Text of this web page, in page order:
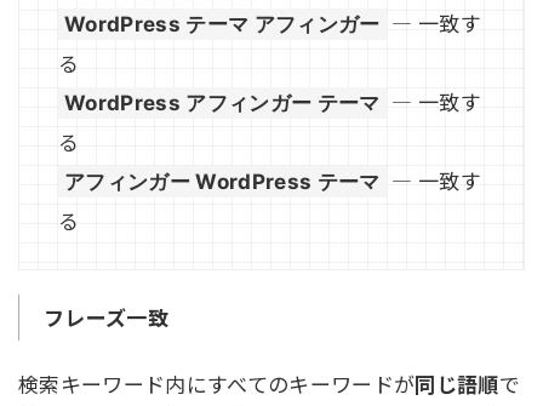
WordPress テーマ アフィンガー — 一致す
る
WordPress アフィンガー テーマ — 一致す
る
アフィンガー WordPress テーマ — 一致す
る
フレーズ一致
検索キーワード内にすべてのキーワードが同じ語順で